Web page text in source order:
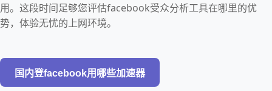
用。这段时间足够您评估facebook受众分析工具在哪里的优
势，体验无忧的上网环境。
国内登facebook用哪些加速器